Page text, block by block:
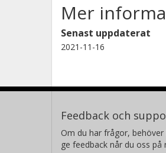
Mer
Senast uppdaterat
2021-11-16
Feedback och
Om du har frågor,
ge feedback når du oss på